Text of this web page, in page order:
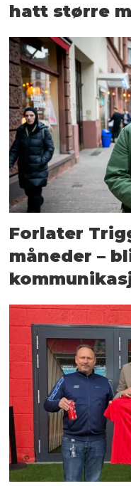
hatt større
Forlater
måneder –